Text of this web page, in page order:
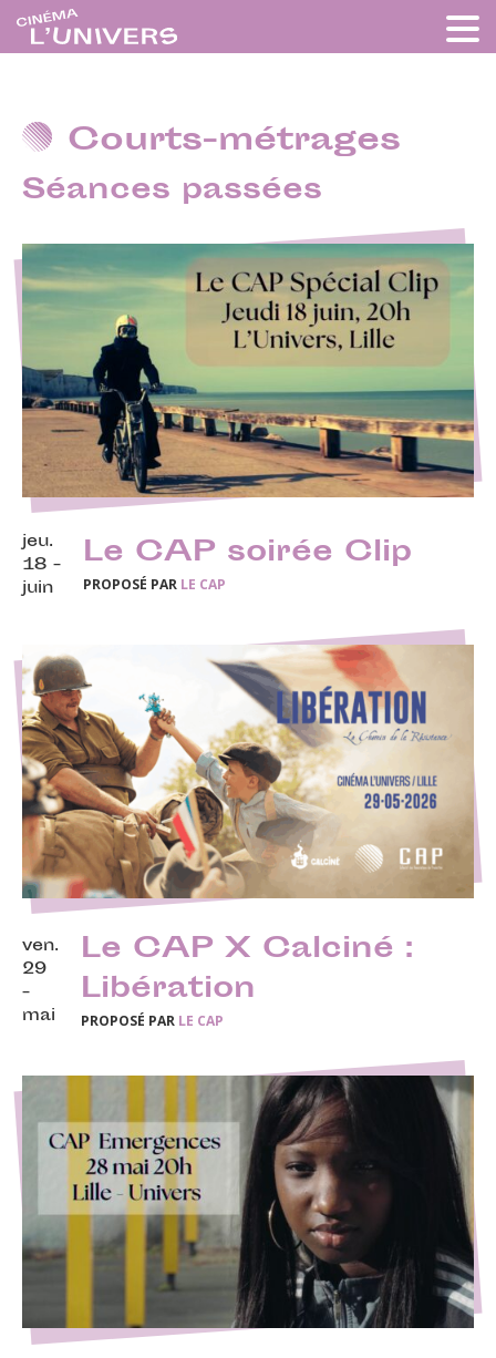
Courts-métrages
Séances passées
jeu.
18 -
juin
Le CAP soirée Clip
PROPOSÉ PAR LE CAP
ven.
29
-
mai
Le CAP X Calciné :
Libération
PROPOSÉ PAR LE CAP